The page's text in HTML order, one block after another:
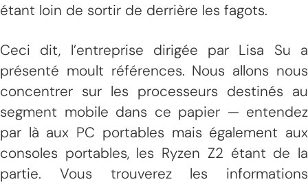
étant loin de sortir de derrière les fagots.
Ceci dit, l’entreprise dirigée par Lisa Su a
présenté moult références. Nous allons nous
concentrer sur les processeurs destinés au
segment mobile dans ce papier — entendez
par là aux PC portables mais également aux
consoles portables, les Ryzen Z2 étant de la
partie. Vous trouverez les informations